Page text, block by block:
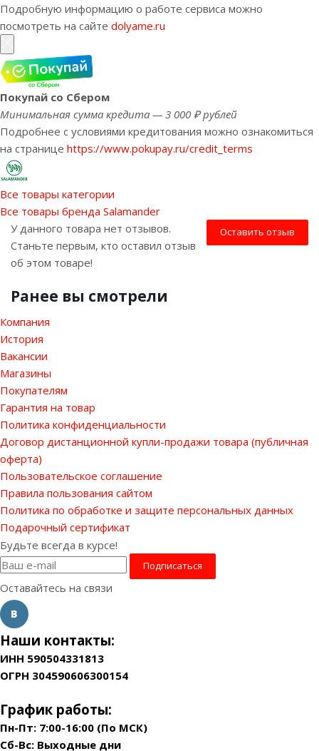
Подробную информацию о работе сервиса можно
посмотреть на сайте dolyame.ru
Покупай со Сбером
Минимальная сумма кредита — 3 000 ₽ рублей
Подробнее с условиями кредитования можно ознакомиться
на странице https://www.pokupay.ru/credit_terms
Все товары категории
Все товары бренда Salamander
Оставить отзыв
У данного товара нет отзывов.
Станьте первым, кто оставил отзыв
об этом товаре!
Ранее вы смотрели
Компания
История
Вакансии
Магазины
Покупателям
Гарантия на товар
Политика конфиденциальности
Договор дистанционной купли-продажи товара (публичная
оферта)
Пользовательское соглашение
Правила пользования сайтом
Политика по обработке и защите персональных данных
Подарочный сертификат
Будьте всегда в курсе!
Оставайтесь на связи
Наши контакты:
ИНН 590504331813
ОГРН 304590606300154
График работы:
Пн-Пт: 7:00-16:00 (По МСК)
Сб-Вс: Выходные дни